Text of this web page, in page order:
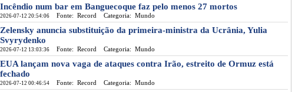
Incêndio num bar em Banguecoque faz pelo menos 27 mortos
2026-07-12 20:54:06 Fonte: Record Categoria: Mundo
Zelensky anuncia substituição da primeira-ministra da Ucrânia, Yulia
Svyrydenko
2026-07-12 13:03:36 Fonte: Record Categoria: Mundo
EUA lançam nova vaga de ataques contra Irão, estreito de Ormuz está
fechado
2026-07-12 00:46:54 Fonte: Record Categoria: Mundo